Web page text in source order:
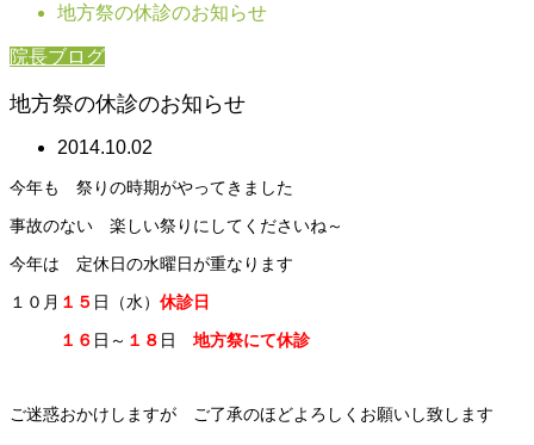
地方祭の休診のお知らせ
院長ブログ
地方祭の休診のお知らせ
2014.10.02
今年も 祭りの時期がやってきました
事故のない 楽しい祭りにしてくださいね～
今年は 定休日の水曜日が重なります
１０月 １５ 日（水） 休診日
１６ 日～ １８ 日 地方祭にて休診
ご迷惑おかけしますが ご了承のほどよろしくお願いし致します